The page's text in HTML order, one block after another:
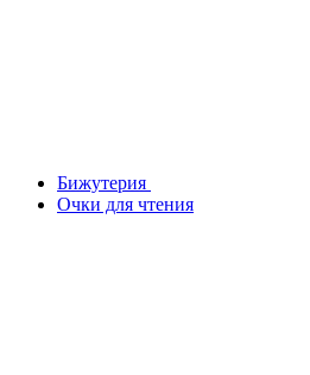
Бижутерия
Очки для чтения